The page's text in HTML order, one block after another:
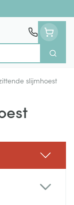
Zoek
slijmhoest